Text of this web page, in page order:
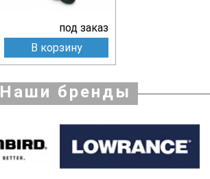
под заказ
В корзину
Наши бренды